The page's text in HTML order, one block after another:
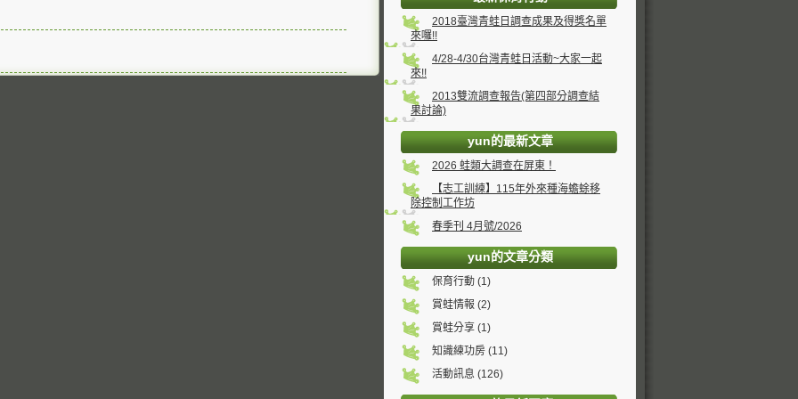
2018臺灣青蛙日調查成果及得獎名單
來囉!!
4/28-4/30台灣青蛙日活動~大家一起
來!!
2013雙流調查報告(第四部分調查結
果討論)
yun的最新文章
2026 蛙類大調查在屏東！
【志工訓練】115年外來種海蟾蜍移
除控制工作坊
春季刊 4月號/2026
yun的文章分類
保育行動 (1)
賞蛙情報 (2)
賞蛙分享 (1)
知識練功房 (11)
活動訊息 (126)